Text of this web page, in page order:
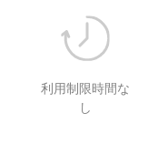
利用制限時間な
し